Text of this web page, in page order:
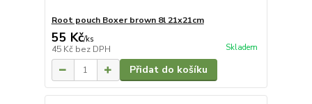
Root pouch Boxer brown 8l 21x21cm
55 Kč/ks
45 Kč bez DPH Skladem
Přidat do košíku